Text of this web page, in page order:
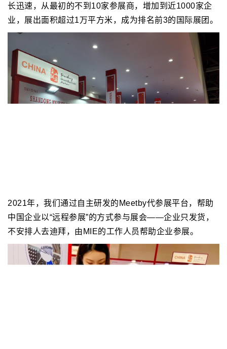
长迅速，从最初的不到10家参展商，增加到近1000家企
业，展出面积超过1万平方米，成为排名前3的国际展团。
2021年，我们通过自主研发的Meetby代参展平台，帮助
中国企业以“远程参展”的方式参与展会——企业只发货，
不安排人去迪拜，由MIE的工作人员帮助企业参展。